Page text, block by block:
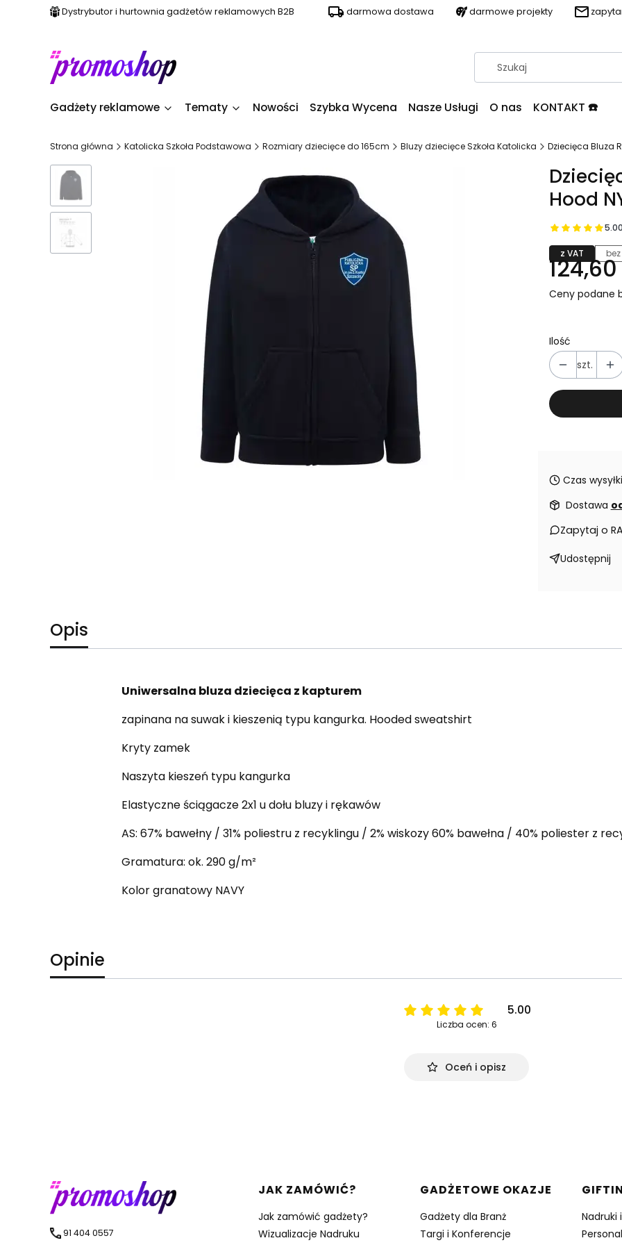
Dystrybutor i hurtownia gadżetów reklamowych B2B darmowa dostawa darmowe projekty
Gadżety reklamowe Tematy Nowości Szybka Wycena Nasze Usługi O nas KONTAKT ☎️
Strona główna Katolicka Szkoła Podstawowa Rozmiary dziecięce do 165cm Bluzy dziecięce Szkoła Katolicka Dziecięca Bluza
Hood
5.00
z VAT
124,60
Ceny podane
Ilość
szt.
Czas
Dostawa
Zapytaj o
Udostępnij
Opis
Uniwersalna bluza dziecięca z kapturem
zapinana na suwak i kieszenią typu kangurka. Hooded sweatshirt
Kryty zamek
Naszyta kieszeń typu kangurka
Elastyczne ściągacze 2x1 u dołu bluzy i rękawów
AS: 67% bawełny / 31% poliestru z recyklingu / 2% wiskozy 60% bawełna / 40% poliester z
Gramatura: ok. 290 g/m²
Kolor granatowy NAVY
Opinie
5.00
Liczba ocen: 6
Oceń i opisz
91 404 0557
Linki w stopce
JAK ZAMÓWIĆ?
Jak zamówić gadżety?
Wizualizacje Nadruku
GADŻETOWE OKAZJE
Gadżety dla Branż
Targi i Konferencje
Nadruki